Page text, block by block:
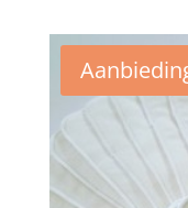
€265,20.